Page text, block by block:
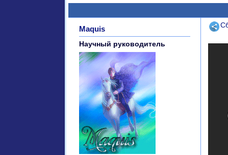
Maquis
Научный руководитель